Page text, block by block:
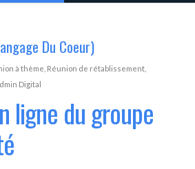
Du Coeur)
à thème Réunion de rétablissement,
Digital
ligne du groupe